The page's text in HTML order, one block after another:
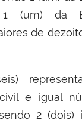
(um) da
de
e igual
2 (dois)